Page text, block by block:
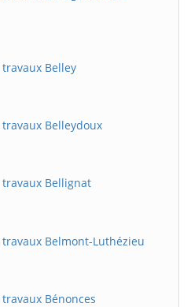
Belley
Belleydoux
Bellignat
Belmont-Luthézieu
Bénonces